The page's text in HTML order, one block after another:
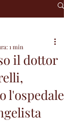
il dottor
l'ospedale
1 min